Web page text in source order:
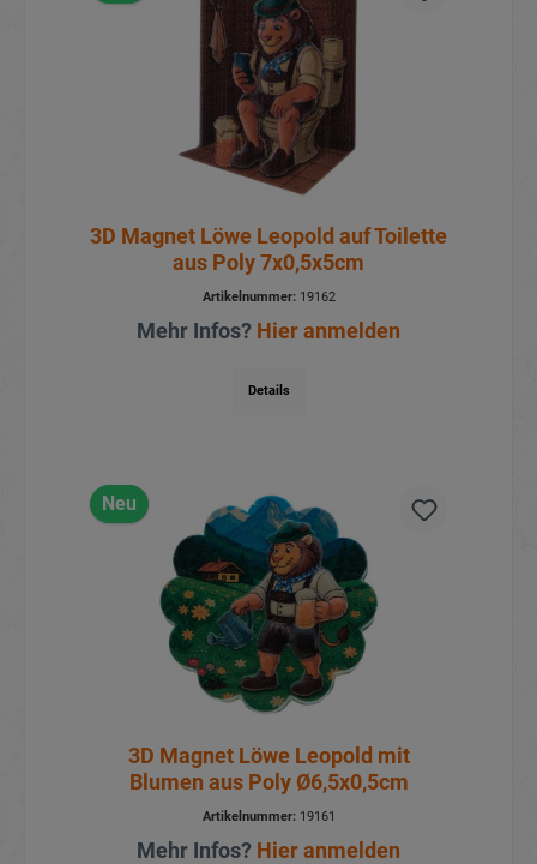
3D Magnet Löwe Leopold auf Toilette
aus Poly 7x0,5x5cm
Artikelnummer:19162
Mehr Infos? Hier anmelden
Details
Neu
3D Magnet Löwe Leopold mit
Blumen aus Poly Ø6,5x0,5cm
Artikelnummer:19161
Mehr Infos? Hier anmelden